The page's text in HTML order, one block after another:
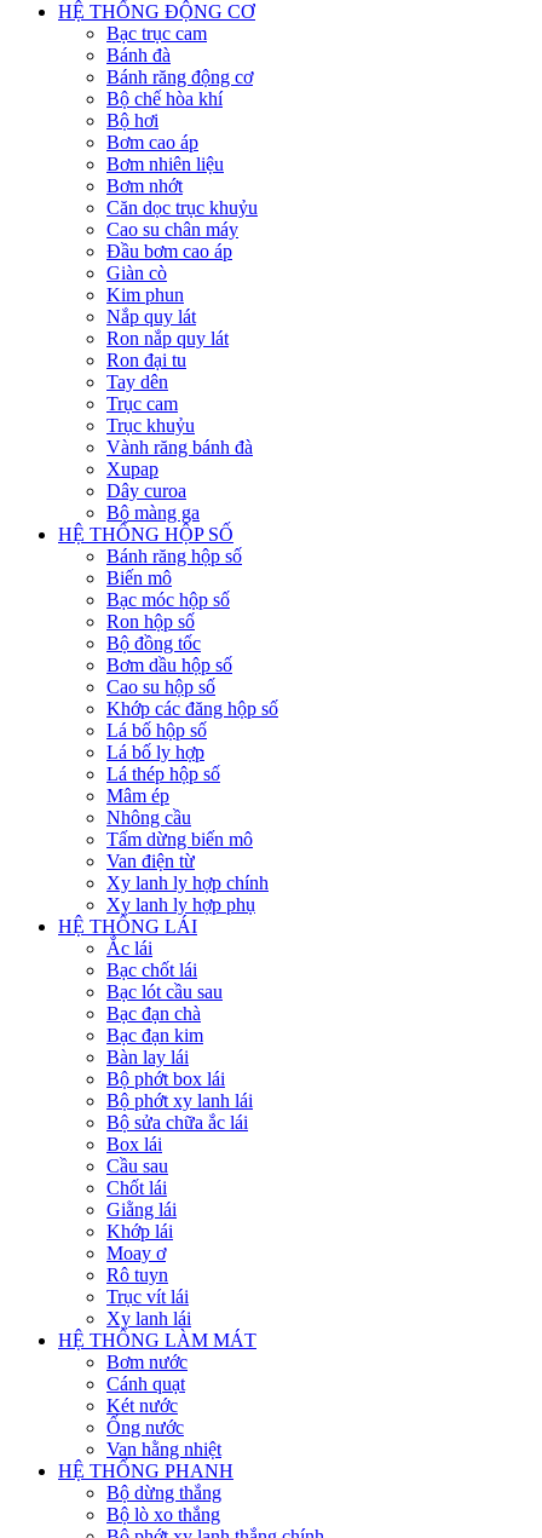
HỆ THỐNG ĐỘNG CƠ
Bạc trục cam
Bánh đà
Bánh răng động cơ
Bộ chế hòa khí
Bộ hơi
Bơm cao áp
Bơm nhiên liệu
Bơm nhớt
Căn dọc trục khuỷu
Cao su chân máy
Đầu bơm cao áp
Giàn cò
Kim phun
Nắp quy lát
Ron nắp quy lát
Ron đại tu
Tay dên
Trục cam
Trục khuỷu
Vành răng bánh đà
Xupap
Dây curoa
Bộ màng ga
HỆ THỐNG HỘP SỐ
Bánh răng hộp số
Biến mô
Bạc móc hộp số
Ron hộp số
Bộ đồng tốc
Bơm dầu hộp số
Cao su hộp số
Khớp các đăng hộp số
Lá bố hộp số
Lá bố ly hợp
Lá thép hộp số
Mâm ép
Nhông cầu
Tấm dừng biến mô
Van điện từ
Xy lanh ly hợp chính
Xy lanh ly hợp phụ
HỆ THỐNG LÁI
Ắc lái
Bạc chốt lái
Bạc lót cầu sau
Bạc đạn chà
Bạc đạn kim
Bàn lay lái
Bộ phớt box lái
Bộ phớt xy lanh lái
Bộ sửa chữa ắc lái
Box lái
Cầu sau
Chốt lái
Giằng lái
Khớp lái
Moay ơ
Rô tuyn
Trục vít lái
Xy lanh lái
HỆ THỐNG LÀM MÁT
Bơm nước
Cánh quạt
Két nước
Ống nước
Van hằng nhiệt
HỆ THỐNG PHANH
Bộ dừng thắng
Bộ lò xo thắng